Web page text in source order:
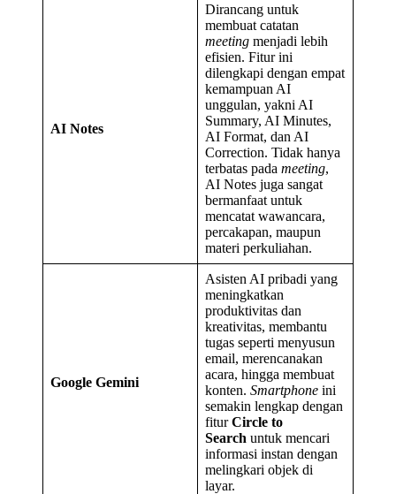
AI Notes
Dirancang untuk
membuat catatan
meeting menjadi lebih
efisien. Fitur ini
dilengkapi dengan empat
kemampuan AI
unggulan, yakni AI
Summary, AI Minutes,
AI Format, dan AI
Correction. Tidak hanya
terbatas pada meeting,
AI Notes juga sangat
bermanfaat untuk
mencatat wawancara,
percakapan, maupun
materi perkuliahan.
Google Gemini
Asisten AI pribadi yang
meningkatkan
produktivitas dan
kreativitas, membantu
tugas seperti menyusun
email, merencanakan
acara, hingga membuat
konten. Smartphone ini
semakin lengkap dengan
fiturCircle to
Search untuk mencari
informasi instan dengan
melingkari objek di
layar.